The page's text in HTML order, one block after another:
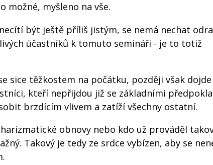
možné, myšleno na vše.
být ještě příliš jistým, se nemá nechat
účastníků k tomuto semináři - je to totiž
sice těžkostem na počátku, později však
kteří nepřijdou již se základními
brzdícím vlivem a zatíží všechny ostatní.
obnovy nebo kdo už prováděl
Takový je tedy ze srdce vybízen, aby se